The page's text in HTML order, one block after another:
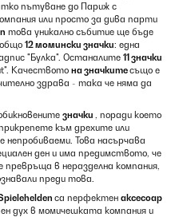
пътуване до Париж с
или просто за дива парти
това уникално събитие ще бъде
12 момински значки: една
"Булка". Останалите 11 значки
Качеството на значкитесъщо е
здрава - така че няма да
значки , поради което
към дрехите или
Това насърчава
ден и има предимството, че
в неразделна компания,
преди това.
са перфектен аксесоар
дух в момичешката компания и